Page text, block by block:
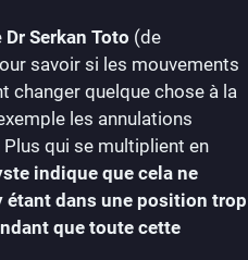
Dr Serkan Toto (de
savoir si les mouvements
changer quelque chose à la
les annulations
Plus qui se multiplient en
indique que cela ne
étant dans une position trop
que toute cette